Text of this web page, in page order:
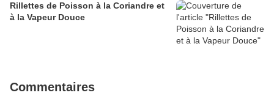
Rillettes de Poisson à la Coriandre et
à la Vapeur Douce
Commentaires